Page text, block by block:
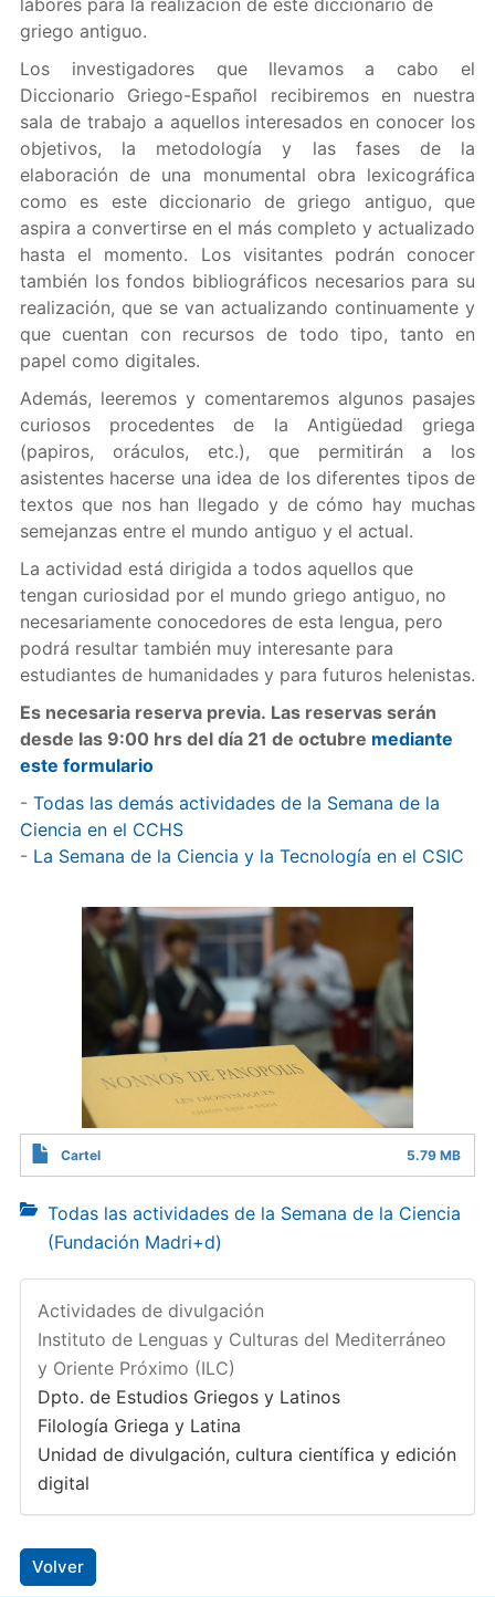
labores para la realización de este diccionario de
griego antiguo.
Los investigadores que llevamos a cabo el
Diccionario Griego-Español recibiremos en nuestra
sala de trabajo a aquellos interesados en conocer los
objetivos, la metodología y las fases de la
elaboración de una monumental obra lexicográfica
como es este diccionario de griego antiguo, que
aspira a convertirse en el más completo y actualizado
hasta el momento. Los visitantes podrán conocer
también los fondos bibliográficos necesarios para su
realización, que se van actualizando continuamente y
que cuentan con recursos de todo tipo, tanto en
papel como digitales.
Además, leeremos y comentaremos algunos pasajes
curiosos procedentes de la Antigüedad griega
(papiros, oráculos, etc.), que permitirán a los
asistentes hacerse una idea de los diferentes tipos de
textos que nos han llegado y de cómo hay muchas
semejanzas entre el mundo antiguo y el actual.
La actividad está dirigida a todos aquellos que
tengan curiosidad por el mundo griego antiguo, no
necesariamente conocedores de esta lengua, pero
podrá resultar también muy interesante para
estudiantes de humanidades y para futuros helenistas.
Es necesaria reserva previa. Las reservas serán
desde las 9:00 hrs del día 21 de octubre mediante
este formulario
- Todas las demás actividades de la Semana de la
Ciencia en el CCHS
- La Semana de la Ciencia y la Tecnología en el CSIC
Cartel 5.79 MB
Todas las actividades de la Semana de la Ciencia
(Fundación Madri+d)
Actividades de divulgación
Instituto de Lenguas y Culturas del Mediterráneo
y Oriente Próximo (ILC)
Dpto. de Estudios Griegos y Latinos
Filología Griega y Latina
Unidad de divulgación, cultura científica y edición
digital
Volver